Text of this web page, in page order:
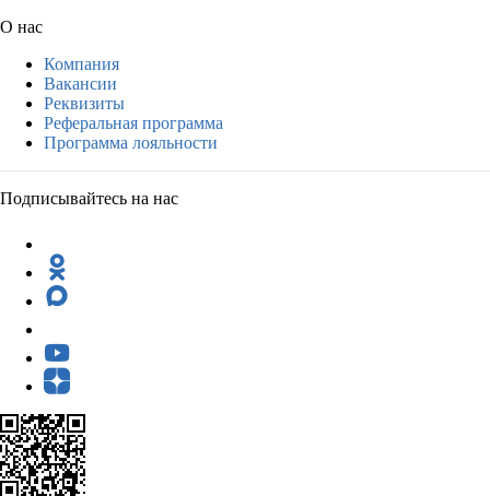
О нас
Компания
Вакансии
Реквизиты
Реферальная программа
Программа лояльности
Подписывайтесь на нас